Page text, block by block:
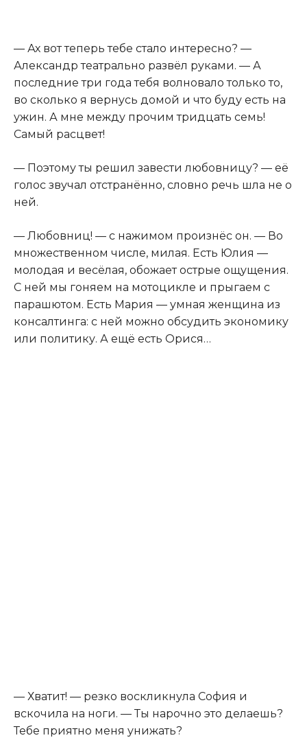
— Ах вот теперь тебе стало интересно? —
Александр театрально развёл руками. — А
последние три года тебя волновало только то,
во сколько я вернусь домой и что буду есть на
ужин. А мне между прочим тридцать семь!
Самый расцвет!
— Поэтому ты решил завести любовницу? — её
голос звучал отстранённо, словно речь шла не о
ней.
— Любовниц! — с нажимом произнёс он. — Во
множественном числе, милая. Есть Юлия —
молодая и весёлая, обожает острые ощущения.
С ней мы гоняем на мотоцикле и прыгаем с
парашютом. Есть Мария — умная женщина из
консалтинга: с ней можно обсудить экономику
или политику. А ещё есть Орися…
— Хватит! — резко воскликнула София и
вскочила на ноги. — Ты нарочно это делаешь?
Тебе приятно меня унижать?